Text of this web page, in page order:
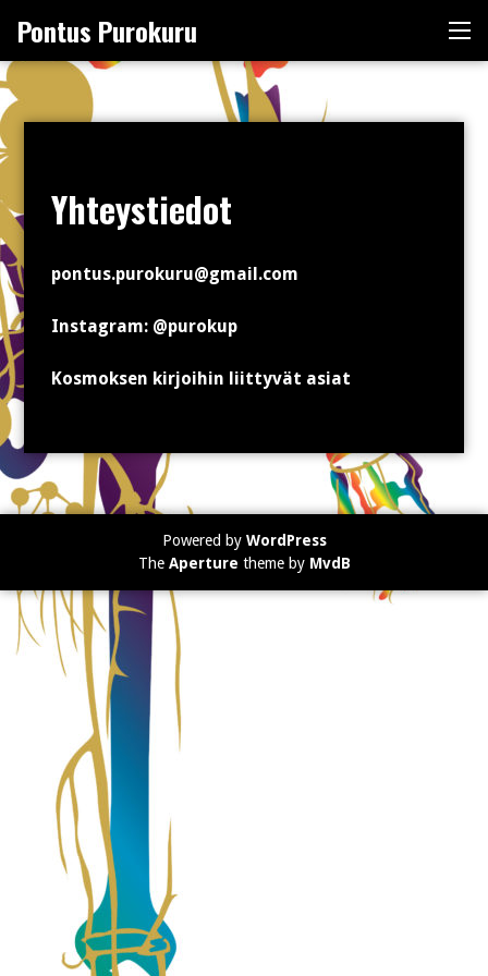
content
Pontus Purokuru
Yhteystiedot
pontus.purokuru@gmail.com
Instagram: @purokup
Kosmoksen kirjoihin liittyvät asiat
Powered by WordPress
The Aperture theme by MvdB